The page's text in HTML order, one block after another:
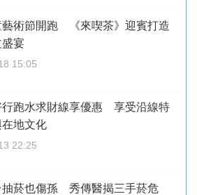
藝術節開跑 《來喫茶》迎賓打造
宴
15:05
行跑水求財線享優惠 享受沿線特
地文化
22:25
抽菸也傷孫 秀傳醫揭三手菸危